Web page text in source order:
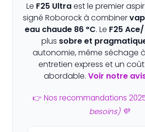
Le F25 Ultraest le premier
signé Roborock à combiner
eau chaude 86 °C. Le F25 Ace/
plus sobre et
autonomie, même séchage
entretien express et un
abordable. Voir notre
👉 Nos recommandations
besoins) 💜